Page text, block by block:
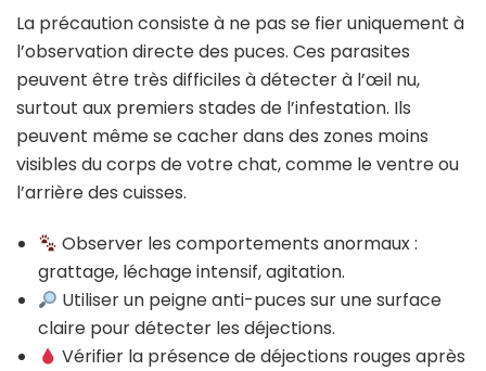
La précaution consiste à ne pas se fier uniquement à
l’observation directe des puces. Ces parasites
peuvent être très difficiles à détecter à l’œil nu,
surtout aux premiers stades de l’infestation. Ils
peuvent même se cacher dans des zones moins
visibles du corps de votre chat, comme le ventre ou
l’arrière des cuisses.
Observer les comportements anormaux :
grattage, léchage intensif, agitation.
Utiliser un peigne anti-puces sur une surface
claire pour détecter les déjections.
Vérifier la présence de déjections rouges après